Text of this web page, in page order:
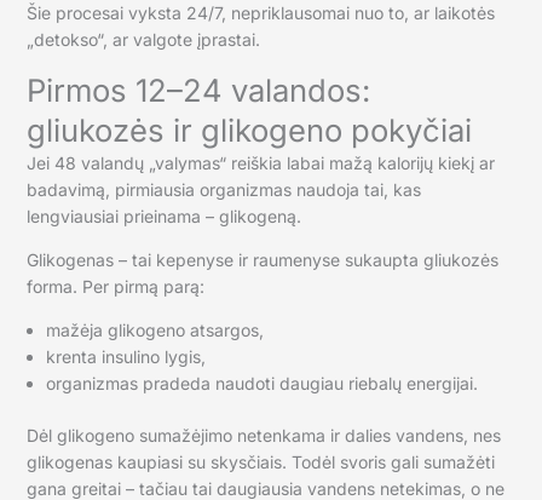
Šie procesai vyksta 24/7, nepriklausomai nuo to, ar laikotės
„detokso“, ar valgote įprastai.
Pirmos 12–24 valandos:
gliukozės ir glikogeno pokyčiai
Jei 48 valandų „valymas“ reiškia labai mažą kalorijų kiekį ar
badavimą, pirmiausia organizmas naudoja tai, kas
lengviausiai prieinama – glikogeną.
Glikogenas – tai kepenyse ir raumenyse sukaupta gliukozės
forma. Per pirmą parą:
mažėja glikogeno atsargos,
krenta insulino lygis,
organizmas pradeda naudoti daugiau riebalų energijai.
Dėl glikogeno sumažėjimo netenkama ir dalies vandens, nes
glikogenas kaupiasi su skysčiais. Todėl svoris gali sumažėti
gana greitai – tačiau tai daugiausia vandens netekimas, o ne